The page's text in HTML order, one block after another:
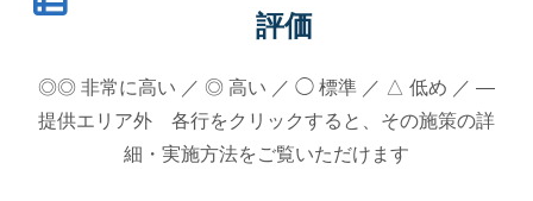
評価
◎◎ 非常に高い ／ ◎ 高い ／ ◯ 標準 ／ △ 低め ／ —
提供エリア外 各行をクリックすると、その施策の詳
細・実施方法をご覧いただけます